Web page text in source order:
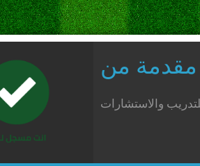
مقدمة من
للتدريب والاستشارات